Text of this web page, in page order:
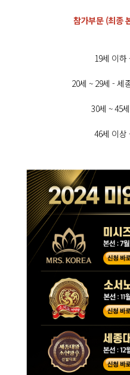
참가부문 (최종
19세 이하
20세 ~ 29세 - 세
30세 ~ 45
46세 이상
대
- 서류접수 마
- 세종대왕 소헌왕후 선
(우편 및 이메일 접수
2.